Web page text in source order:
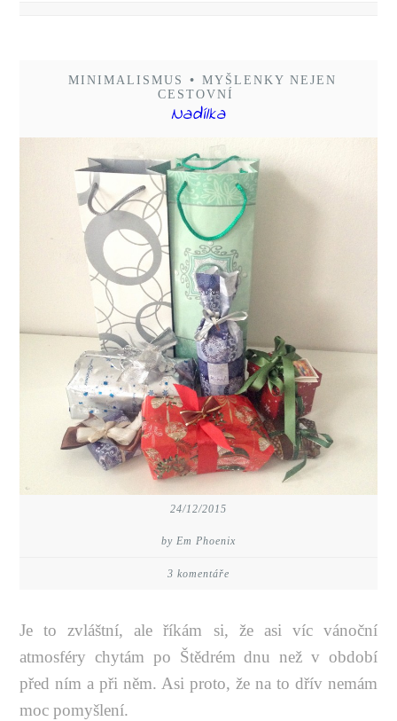
MINIMALISMUS • MYŠLENKY NEJEN
CESTOVNÍ
Nadílka
24/12/2015
by Em Phoenix
3 komentáře
Je to zvláštní, ale říkám si, že asi víc vánoční
atmosféry chytám po Štědrém dnu než v období
před ním a při něm. Asi proto, že na to dřív nemám
moc pomyšlení.